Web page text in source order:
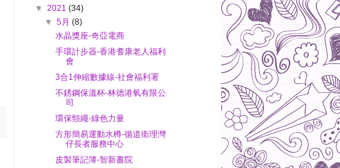
▼ 2021 (34)
▼5月(8)
水晶獎座-奇亞電商
手環計步器-香港耆康老人福利
會
3合1伸縮數據線-社會福利署
不銹鋼保溫杯-林德港氧有限公
司
環保頸繩-綠色力量
方形簡易運動水樽-循道衛理灣
仔長者服務中心
皮製筆記簿-智新書院